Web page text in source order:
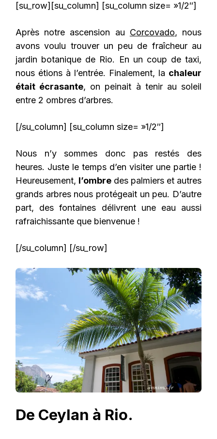
[su_row][su_column] [su_column size= »1/2″]
Après notre ascension au Corcovado, nous
avons voulu trouver un peu de fraîcheur au
jardin botanique de Rio. En un coup de taxi,
nous étions à l’entrée. Finalement, la chaleur
était écrasante, on peinait à tenir au soleil
entre 2 ombres d’arbres.
[/su_column] [su_column size= »1/2″]
Nous n’y sommes donc pas restés des
heures. Juste le temps d’en visiter une partie !
Heureusement, l’ombre des palmiers et autres
grands arbres nous protégeait un peu. D’autre
part, des fontaines délivrent une eau aussi
rafraichissante que bienvenue !
[/su_column] [/su_row]
De Ceylan à Rio.